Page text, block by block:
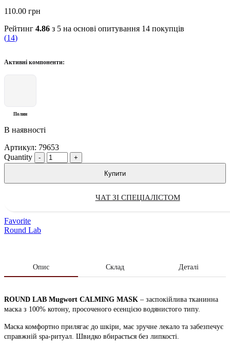
110.00 грн
Рейтинг 4.86 з 5 на основі опитування 14 покупців
(14)
Активні компоненти:
Полин
В наявності
Артикул: 79653
Quantity
Купити
ЧАТ ЗІ СПЕЦІАЛІСТОМ
Favorite
Round Lab
Опис Склад Деталі
ROUND LAB Mugwort CALMING MASK – заспокійлива тканинна
маска з 100% котону, просоченого есенцією водянистого типу.
Маска комфортно прилягає до шкіри, має зручне лекало та забезпечує
справжній spa-ритуал. Швидко вбирається без липкості.